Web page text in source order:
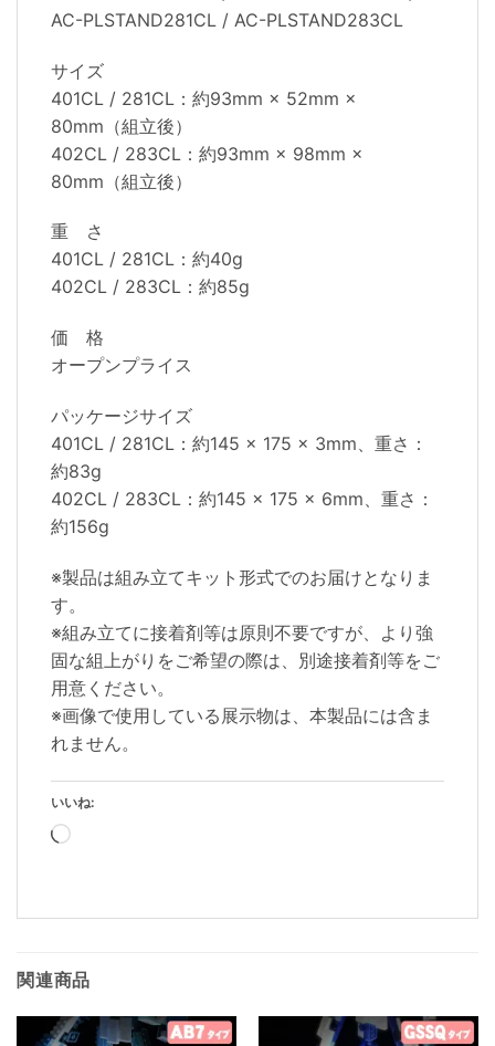
AC-PLSTAND281CL / AC-PLSTAND283CL
サイズ
401CL / 281CL：約93mm × 52mm ×
80mm（組立後）
402CL / 283CL：約93mm × 98mm ×
80mm（組立後）
重 さ
401CL / 281CL：約40g
402CL / 283CL：約85g
価 格
オープンプライス
パッケージサイズ
401CL / 281CL：約145 × 175 × 3mm、重さ：
約83g
402CL / 283CL：約145 × 175 × 6mm、重さ：
約156g
※製品は組み立てキット形式でのお届けとなりま
す。
※組み立てに接着剤等は原則不要ですが、より強
固な組上がりをご希望の際は、別途接着剤等をご
用意ください。
※画像で使用している展示物は、本製品には含ま
れません。
いいね:
読
み
関連商品